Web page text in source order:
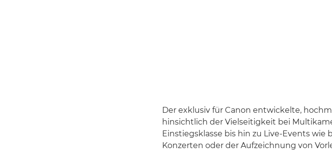
Der exklusiv für Canon entwickelte,
hinsichtlich der Vielseitigkeit bei
Einstiegsklasse bis hin zu Live-Events
Konzerten oder der Aufzeichnung von